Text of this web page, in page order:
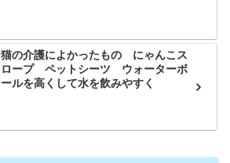
猫の介護によかったもの にゃんこス
ロープ ペットシーツ ウォーターボ
ールを高くして水を飲みやすく